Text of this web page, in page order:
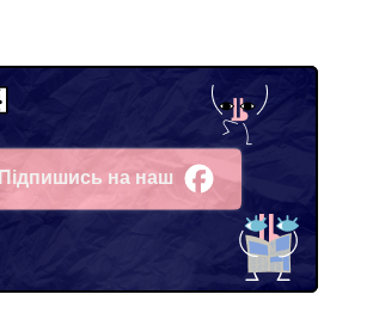
Підпишись на наш
Facebook